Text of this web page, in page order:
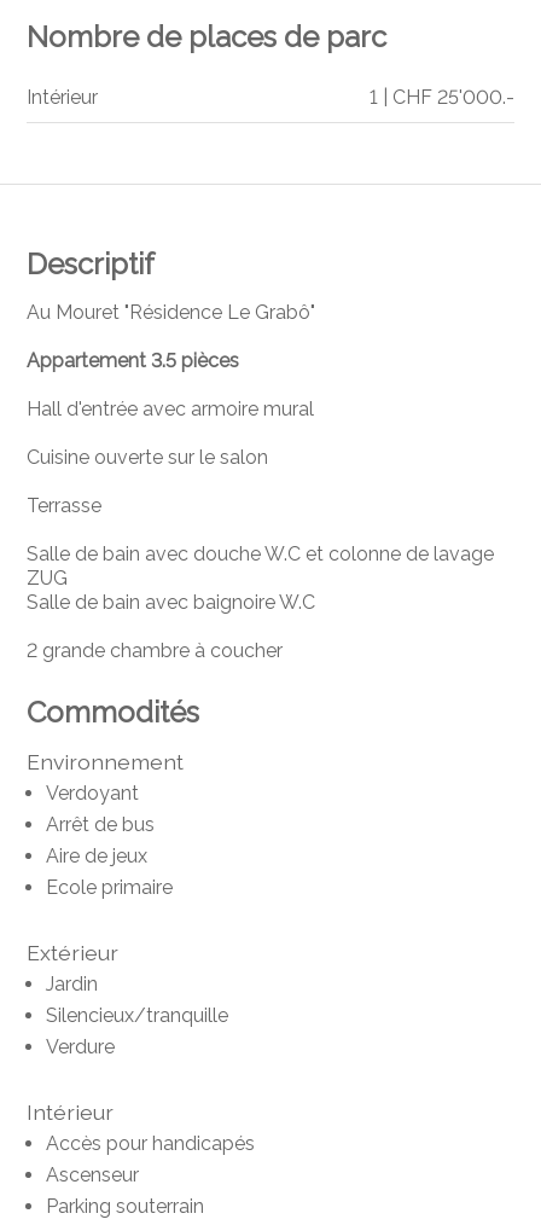
Descriptif
Au Mouret "Résidence Le Grabô"
Appartement 3.5 pièces
Hall d'entrée avec armoire mural
Cuisine ouverte sur le salon
Terrasse
Salle de bain avec douche W.C et colonne de lavage
ZUG
Salle de bain avec baignoire W.C
2 grande chambre à coucher
Commodités
Environnement
Verdoyant
Arrêt de bus
Aire de jeux
Ecole primaire
Extérieur
Jardin
Silencieux/tranquille
Verdure
Intérieur
Accès pour handicapés
Ascenseur
Parking souterrain
Nombre de places de parc
Intérieur 1 | CHF 25'000.-